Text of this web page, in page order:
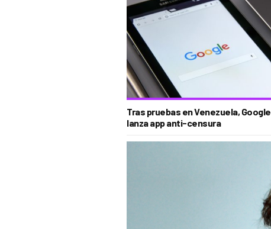
Tras pruebas en Venezuela, Google
lanza app anti-censura